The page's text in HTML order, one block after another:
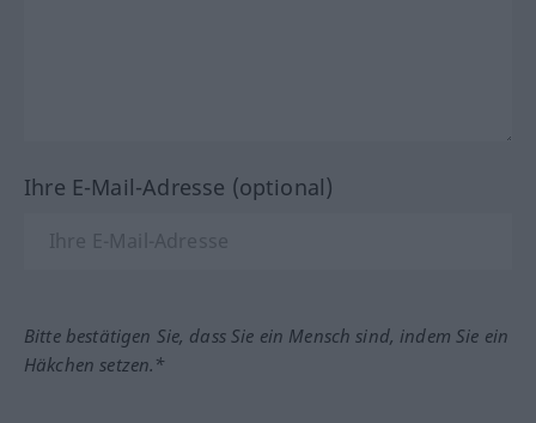
Ihre E-Mail-Adresse (optional)
Bitte bestätigen Sie, dass Sie ein Mensch sind, indem Sie ein
Häkchen setzen.*